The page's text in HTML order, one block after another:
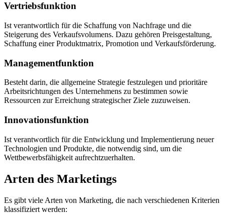
Vertriebsfunktion
Ist verantwortlich für die Schaffung von Nachfrage und die
Steigerung des Verkaufsvolumens. Dazu gehören Preisgestaltung,
Schaffung einer Produktmatrix, Promotion und Verkaufsförderung.
Managementfunktion
Besteht darin, die allgemeine Strategie festzulegen und prioritäre
Arbeitsrichtungen des Unternehmens zu bestimmen sowie
Ressourcen zur Erreichung strategischer Ziele zuzuweisen.
Innovationsfunktion
Ist verantwortlich für die Entwicklung und Implementierung neuer
Technologien und Produkte, die notwendig sind, um die
Wettbewerbsfähigkeit aufrechtzuerhalten.
Arten des Marketings
Es gibt viele Arten von Marketing, die nach verschiedenen Kriterien
klassifiziert werden: